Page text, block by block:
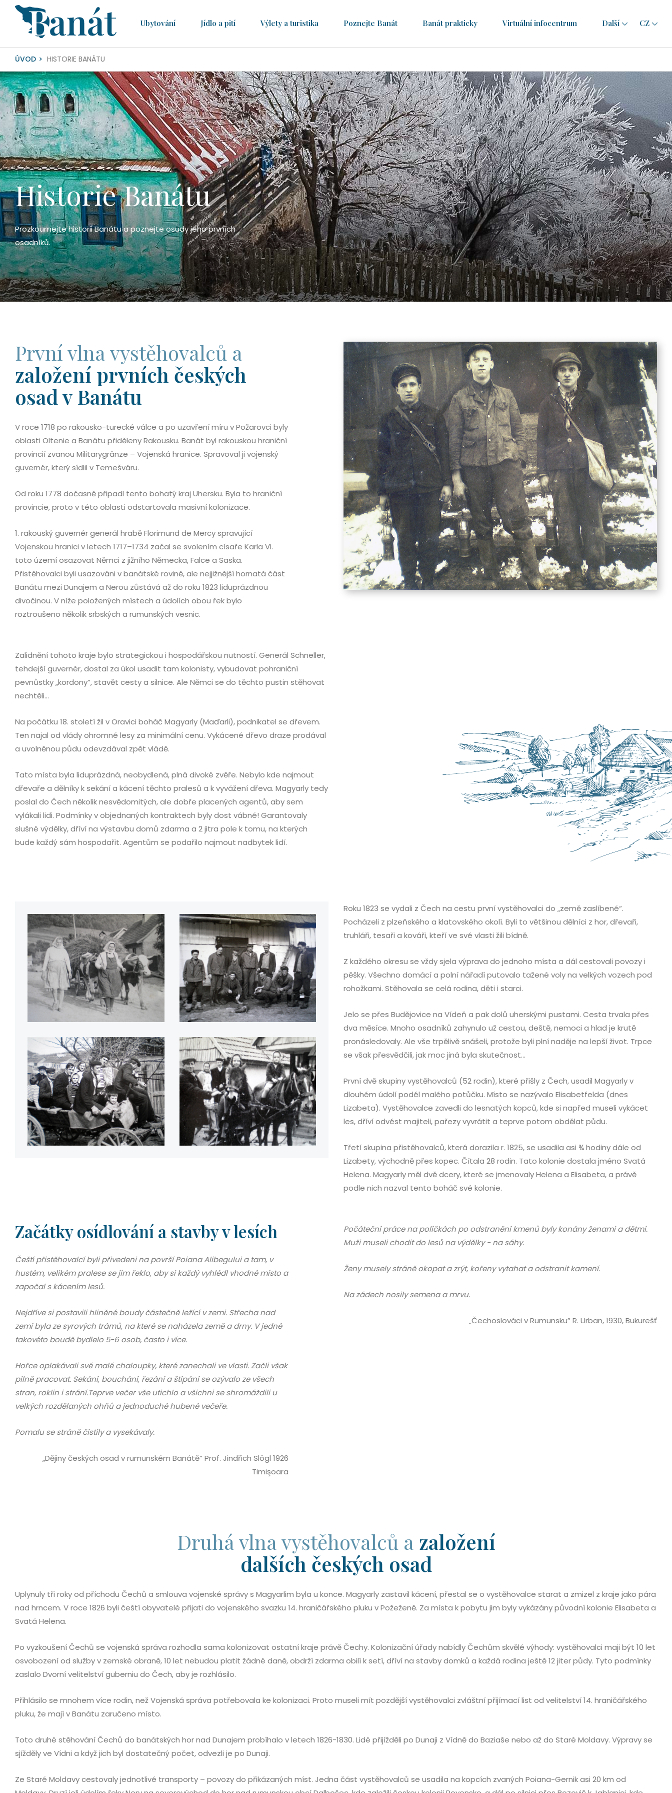
Ubytování­ Jídlo a pití Výlety a turistika Poznejte Banát Banát prakticky Virtuální infocentrum Další
CZ
RO
ÚVOD HISTORIE BANÁTU
Historie Banátu
Prozkoumejte historii Banátu a poznejte osudy jeho prvních
osadníků.
První vlna vystěhovalců a
založení prvních českých
osad v Banátu
V roce 1718 po rakousko-turecké válce a po uzavření míru v Požarovci byly
oblasti Oltenie a Banátu přiděleny Rakousku. Banát byl rakouskou hraniční
provincií zvanou Militarygränze – Vojenská hranice. Spravoval ji vojenský
guvernér, který sídlil v Temešváru.
Od roku 1778 dočasně připadl tento bohatý kraj Uhersku. Byla to hraniční
provincie, proto v této oblasti odstartovala masivní kolonizace.
1. rakouský guvernér generál hrabě Florimund de Mercy spravující
Vojenskou hranici v letech 1717–1734 začal se svolením císaře Karla VI.
toto území osazovat Němci z jižního Německa, Falce a Saska.
Přistěhovalci byli usazováni v banátské rovině, ale nejjižnější hornatá část
Banátu mezi Dunajem a Nerou zůstává až do roku 1823 liduprázdnou
divočinou. V níže položených místech a údolích obou řek bylo
roztroušeno několik srbských a rumunských vesnic.
Zalidnění tohoto kraje bylo strategickou i hospodářskou nutností. Generál Schneller,
tehdejší guvernér, dostal za úkol usadit tam kolonisty, vybudovat pohraniční
pevnůstky „kordony”, stavět cesty a silnice. Ale Němci se do těchto pustin stěhovat
nechtěli...
Na počátku 18. století žil v Oravici boháč Magyarly (Maďarli), podnikatel se dřevem.
Ten najal od vlády ohromné lesy za minimální cenu. Vykácené dřevo draze prodával
a uvolněnou půdu odevzdával zpět vládě.
Tato místa byla liduprázdná, neobydlená, plná divoké zvěře. Nebylo kde najmout
dřevaře a dělníky k sekání a kácení těchto pralesů a k vyvážení dřeva. Magyarly tedy
poslal do Čech několik nesvědomitých, ale dobře placených agentů, aby sem
vylákali lidi. Podmínky v objednaných kontraktech byly dost vábné! Garantovaly
slušné výdělky, dříví na výstavbu domů zdarma a 2 jitra pole k tomu, na kterých
bude každý sám hospodařit. Agentům se podařilo najmout nadbytek lidí.
Roku 1823 se vydali z Čech na cestu první vystěhovalci do „země zaslíbené“.
Pocházeli z plzeňského a klatovského okolí. Byli to většinou dělníci z hor, dřevaři,
truhláři, tesaři a kováři, kteří ve své vlasti žili bídně.
Z každého okresu se vždy sjela výprava do jednoho místa a dál cestovali povozy i
pěšky. Všechno domácí a polní nářadí putovalo tažené voly na velkých vozech pod
rohožkami. Stěhovala se celá rodina, děti i starci.
Jelo se přes Budějovice na Vídeň a pak dolů uherskými pustami. Cesta trvala přes
dva měsíce. Mnoho osadníků zahynulo už cestou, deště, nemoci a hlad je krutě
pronásledovaly. Ale vše trpělivě snášeli, protože byli plní naděje na lepší život. Trpce
se však přesvědčili, jak moc jiná byla skutečnost…
První dvě skupiny vystěhovalců (52 rodin), které přišly z Čech, usadil Magyarly v
dlouhém údolí podél malého potůčku. Místo se nazývalo Elisabetfelda (dnes
Lizabeta). Vystěhovalce zavedli do lesnatých kopců, kde si napřed museli vykácet
les, dříví odvést majiteli, pařezy vyvrátit a teprve potom obdělat půdu.
Třetí skupina přistěhovalců, která dorazila r. 1825, se usadila asi ¾ hodiny dále od
Lizabety, východně přes kopec. Čítala 28 rodin. Tato kolonie dostala jméno Svatá
Helena. Magyarly měl dvě dcery, které se jmenovaly Helena a Elisabeta, a právě
podle nich nazval tento boháč své kolonie.
Začátky osídlování a stavby v lesích
Čeští přistěhovalcí byli přivedeni na površí Poiana Alibegului a tam, v
hustém, velikém pralese se jim řeklo, aby si každý vyhlédl vhodné místo a
započal s kácením lesů.
Nejdříve si postavili hliněné boudy částečně ležící v zemi. Střecha nad
zemí byla ze syrových trámů, na které se naházela země a drny. V jedné
takovéto boudě bydlelo 5-6 osob, často i více.
Hořce oplakávali své malé chaloupky, které zanechali ve vlasti. Začli však
pilně pracovat. Sekání, bouchání, řezání a štípání se ozývalo ze všech
stran, roklin i strání.Teprve večer vše utichlo a všichni se shromáždili u
velkých rozdělaných ohňů a jednoduché hubené večeře.
Pomalu se stráně čistily a vysekávaly.
„Dějiny českých osad v rumunském Banátě” Prof. Jindřich Slögl 1926
Timişoara
Počáteční práce na políčkách po odstranění kmenů byly konány ženami a dětmi.
Muži museli chodit do lesů na výdělky - na sáhy.
Ženy musely stráně okopat a zrýt, kořeny vytahat a odstranit kamení.
Na zádech nosily semena a mrvu.
„Čechoslováci v Rumunsku” R. Urban, 1930, Bukurešť
Druhá vlna vystěhovalců a založení
dalších českých osad
Uplynuly tři roky od příchodu Čechů a smlouva vojenské správy s Magyarlim byla u konce. Magyarly zastavil kácení, přestal se o vystěhovalce starat a zmizel z kraje jako pára
nad hrncem. V roce 1826 byli čeští obyvatelé přijati do vojenského svazku 14. hraničářského pluku v Požeženě. Za místa k pobytu jim byly vykázány původní kolonie Elisabeta a
Svatá Helena.
Po vyzkoušení Čechů se vojenská správa rozhodla sama kolonizovat ostatní kraje právě Čechy. Kolonizační úřady nabídly Čechům skvělé výhody: vystěhovalci maji být 10 let
osvobození od služby v zemské obraně, 10 let nebudou platit žádné daně, obdrží zdarma obilí k setí, dříví na stavby domků a každá rodina ještě 12 jiter půdy. Tyto podmínky
zaslalo Dvorní velitelství guberniu do Čech, aby je rozhlásilo.
Přihlásilo se mnohem více rodin, než Vojenská správa potřebovala ke kolonizaci. Proto museli mít pozdější vystěhovalci zvláštní přijímací list od velitelství 14. hraničářského
pluku, že mají v Banátu zaručeno místo.
Toto druhé stěhování Čechů do banátských hor nad Dunajem probíhalo v letech 1826-1830. Lidé přijížděli po Dunaji z Vídně do Baziaše nebo až do Staré Moldavy. Výpravy se
sjížděly ve Vídni a když jich byl dostatečný počet, odvezli je po Dunaji.
Ze Staré Moldavy cestovaly jednotlivé transporty – povozy do přikázaných míst. Jedna část vystěhovalců se usadila na kopcích zvaných Poiana-Gernik asi 20 km od